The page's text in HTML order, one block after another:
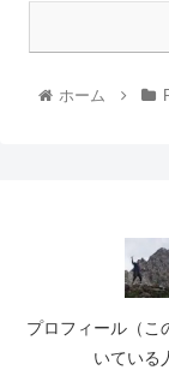
ホーム
プロフィール（こ
いている